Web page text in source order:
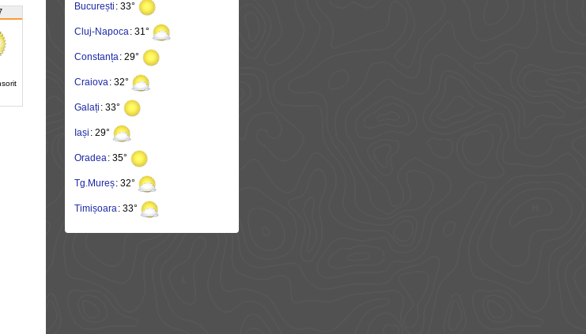
București : 33°
Cluj-Napoca: 31°
Constanța: 29°
Craiova: 32°
Galați : 33°
Iași : 29°
Oradea: 35°
Tg.Mureș: 32°
Timișoara: 33°